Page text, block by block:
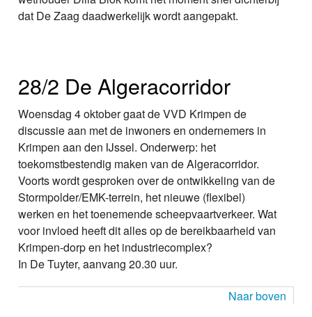
dat De Zaag daadwerkelijk wordt aangepakt.
28/2 De Algeracorridor
Woensdag 4 oktober gaat de VVD Krimpen de
discussie aan met de inwoners en ondernemers in
Krimpen aan den IJssel. Onderwerp: het
toekomstbestendig maken van de Algeracorridor.
Voorts wordt gesproken over de ontwikkeling van de
Stormpolder/EMK-terrein, het nieuwe (flexibel)
werken en het toenemende scheepvaartverkeer. Wat
voor invloed heeft dit alles op de bereikbaarheid van
Krimpen-dorp en het industriecomplex?
In De Tuyter, aanvang 20.30 uur.
Naar boven